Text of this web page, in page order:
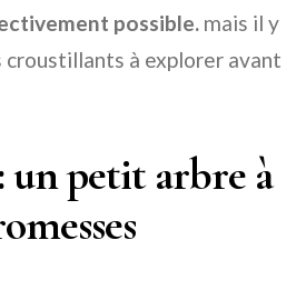
possible. mais il y
croustillants à explorer avant
un petit arbre à